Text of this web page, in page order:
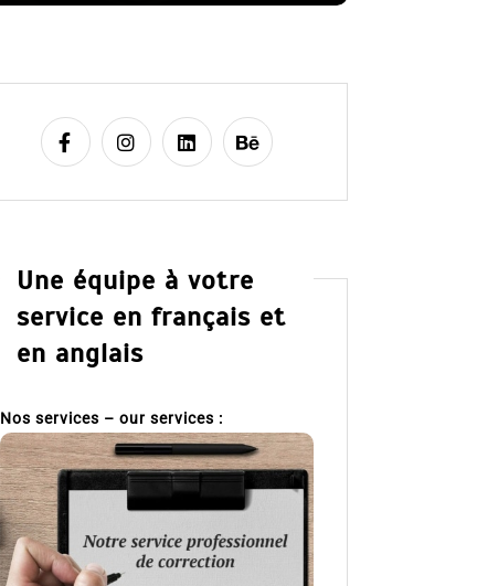
Une équipe à votre
service en français et
en anglais
Nos services – our services :